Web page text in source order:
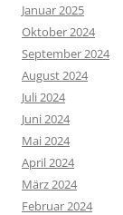
Januar 2025
Oktober 2024
September 2024
August 2024
Juli 2024
Juni 2024
Mai 2024
April 2024
März 2024
Februar 2024